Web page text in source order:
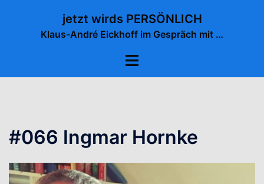
jetzt wirds PERSÖNLICH
Klaus-André Eickhoff im Gespräch mit …
Menü
#066 Ingmar Hornke